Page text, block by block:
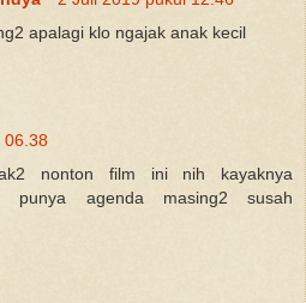
apalagi klo ngajak anak kecil
06.38
nonton film ini nih kayaknya
punya agenda masing2 susah